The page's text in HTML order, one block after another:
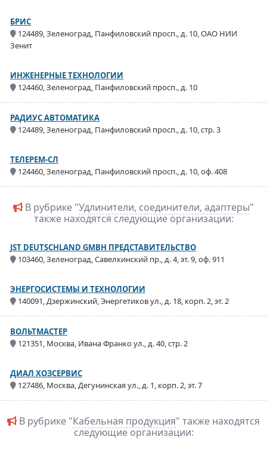
БРИС
124489, Зеленоград, Панфиловский просп., д. 10, ОАО НИИ
Зенит
ИНЖЕНЕРНЫЕ ТЕХНОЛОГИИ
124460, Зеленоград, Панфиловский просп., д. 10
РАДИУС АВТОМАТИКА
124489, Зеленоград, Панфиловский просп., д. 10, стр. 3
ТЕЛЕРЕМ-СЛ
124460, Зеленоград, Панфиловский просп., д. 10, оф. 408
В рубрике "Удлинители, соединители, адаптеры"
также находятся следующие организации:
JST DEUTSCHLAND GMBH ПРЕДСТАВИТЕЛЬСТВО
103460, Зеленоград, Савелкинский пр., д. 4, эт. 9, оф. 911
ЭНЕРГОСИСТЕМЫ И ТЕХНОЛОГИИ
140091, Дзержинский, Энергетиков ул., д. 18, корп. 2, эт. 2
ВОЛЬТМАСТЕР
121351, Москва, Ивана Франко ул., д. 40, стр. 2
ДИАЛ ХОЗСЕРВИС
127486, Москва, Дегунинская ул., д. 1, корп. 2, эт. 7
В рубрике "Кабельная продукция" также находятся
следующие организации: